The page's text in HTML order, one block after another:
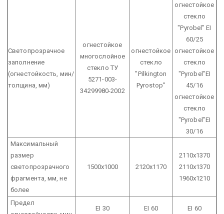
Светопрозрачное
заполнение
(огнестойкость, мин/
толщина, мм)
огнестойкое
многослойное
стекло ТУ
5271-003-
34299980-2002
огнестойкое
стекло
"Pilkington
Pyrostop"
огнестойкое
стекло
"Pyrobel" EI
60/25
огнестойкое
стекло
"Pyrobel"EI
45/16
огнестойкое
стекло
"Pyrobel"EI
30/16
Максимальный
размер
светопрозрачного
фрагмента, мм, не
более
1500х1000 2120х1170
2110х1370
2110х1370
1960х1210
Предел
EI 30 EI 60 EI 60